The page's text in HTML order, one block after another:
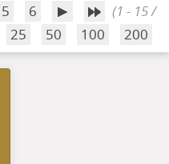
5 6
(1 - 15 /
25 50 100 200